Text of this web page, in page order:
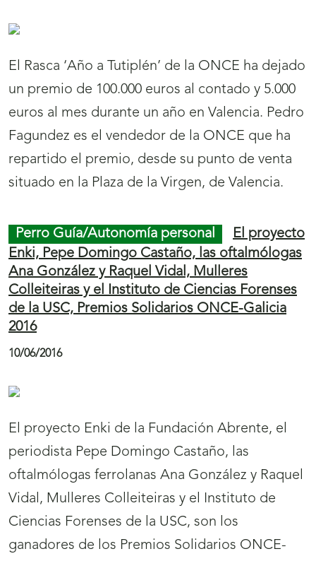
El Rasca ‘Año a Tutiplén’ de la ONCE ha dejado
un premio de 100.000 euros al contado y 5.000
euros al mes durante un año en Valencia. Pedro
Fagundez es el vendedor de la ONCE que ha
repartido el premio, desde su punto de venta
situado en la Plaza de la Virgen, de Valencia.
Perro Guía/Autonomía personal
El proyecto
Enki, Pepe Domingo Castaño, las oftalmólogas
Ana González y Raquel Vidal, Mulleres
Colleiteiras y el Instituto de Ciencias Forenses
de la USC, Premios Solidarios ONCE-Galicia
2016
10/06/2016
El proyecto Enki de la Fundación Abrente, el
periodista Pepe Domingo Castaño, las
oftalmólogas ferrolanas Ana González y Raquel
Vidal, Mulleres Colleiteiras y el Instituto de
Ciencias Forenses de la USC, son los
ganadores de los Premios Solidarios ONCE-